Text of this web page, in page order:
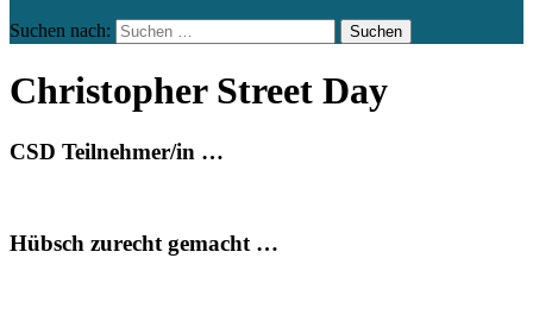
Suchen nach:
Christopher Street Day
CSD Teilnehmer/in …
Hübsch zurecht gemacht …